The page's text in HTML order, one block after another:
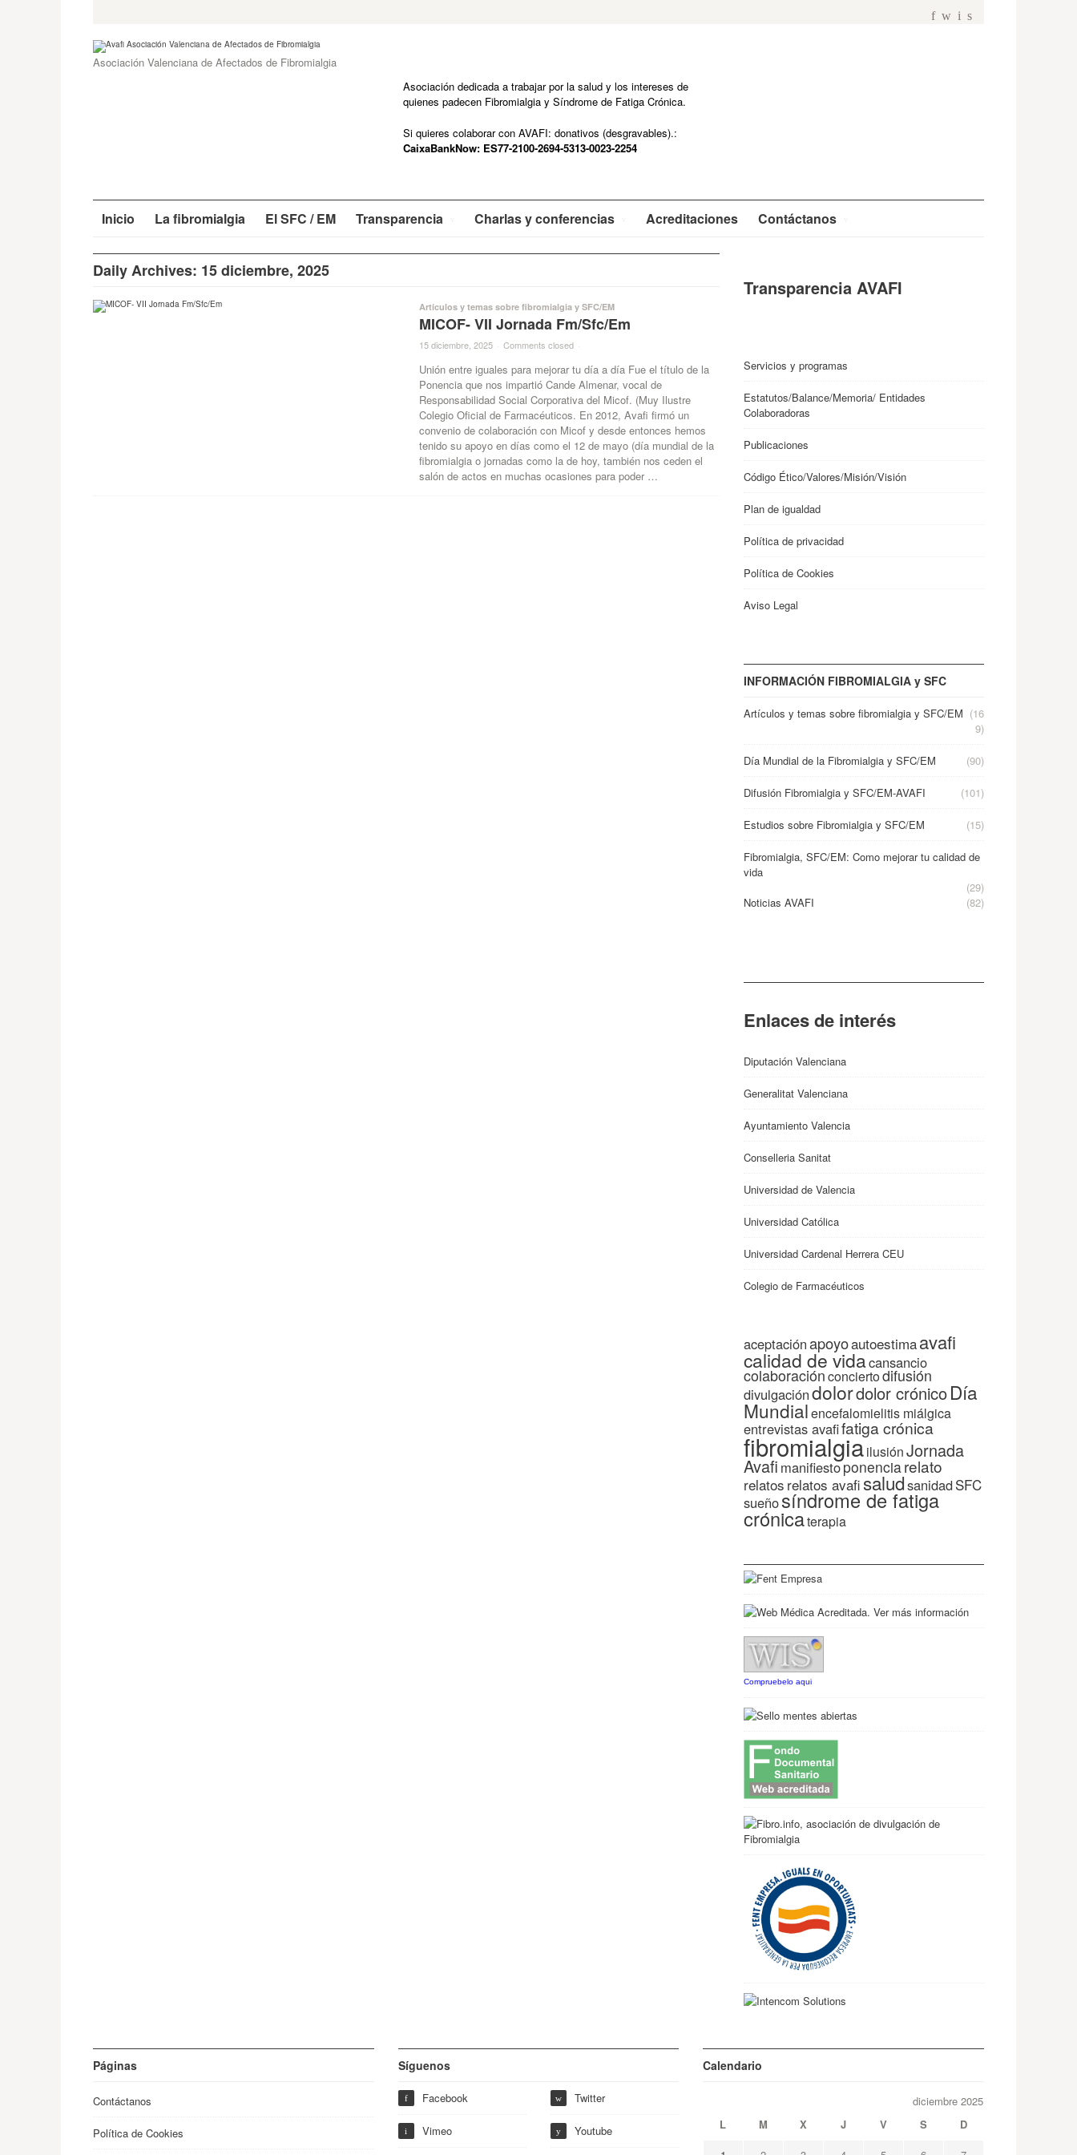
f w i s
Asociación Valenciana de Afectados de Fibromialgia
Asociación dedicada a trabajar por la salud y los intereses de
quienes padecen Fibromialgia y Síndrome de Fatiga Crónica.
Si quieres colaborar con AVAFI: donativos (desgravables).:
CaixaBankNow: ES77-2100-2694-5313-0023-2254
Inicio La fibromialgia El SFC / EM Transparencia Charlas y conferencias Acreditaciones Contáctanos
Daily Archives: 15 diciembre, 2025
Artículos y temas sobre fibromialgia y SFC/EM
MICOF- VII Jornada Fm/Sfc/Em
15 diciembre, 2025 · Comments closed ·
Unión entre iguales para mejorar tu día a día Fue el título de la
Ponencia que nos impartió Cande Almenar, vocal de
Responsabilidad Social Corporativa del Micof. (Muy Ilustre
Colegio Oficial de Farmacéuticos. En 2012, Avafi firmó un
convenio de colaboración con Micof y desde entonces hemos
tenido su apoyo en días como el 12 de mayo (día mundial de la
fibromialgia o jornadas como la de hoy, también nos ceden el
salón de actos en muchas ocasiones para poder …
Transparencia AVAFI
Servicios y programas
Estatutos/Balance/Memoria/ Entidades
Colaboradoras
Publicaciones
Código Ético/Valores/Misión/Visión
Plan de igualdad
Política de privacidad
Política de Cookies
Aviso Legal
INFORMACIÓN FIBROMIALGIA y SFC
Artículos y temas sobre fibromialgia y SFC/EM (16
9)
Día Mundial de la Fibromialgia y SFC/EM (90)
Difusión Fibromialgia y SFC/EM-AVAFI (101)
Estudios sobre Fibromialgia y SFC/EM (15)
Fibromialgia, SFC/EM: Como mejorar tu calidad de
vida
(29)
Noticias AVAFI
(82)
Enlaces de interés
Diputación Valenciana
Generalitat Valenciana
Ayuntamiento Valencia
Conselleria Sanitat
Universidad de Valencia
Universidad Católica
Universidad Cardenal Herrera CEU
Colegio de Farmacéuticos
aceptaciónapoyoautoestimaavafi
calidad de vidacansancio
colaboraciónconciertodifusión
divulgacióndolordolor crónicoDía
Mundialencefalomielitis miálgica
entrevistas avafifatiga crónica
fibromialgiailusiónJornada
Avafi manifiestoponenciarelato
relatos relatos avafisaludsanidadSFC
sueñosíndrome de fatiga
crónicaterapia
Compruebelo aqui
Páginas
Contáctanos
Política de Cookies
Síguenos
f Facebook w Twitter
i Vimeo y Youtube
Calendario
diciembre 2025
L
M X J V S
D